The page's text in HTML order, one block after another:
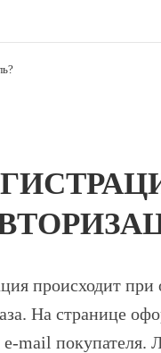
происходит
На странице
e-mail покупателя.